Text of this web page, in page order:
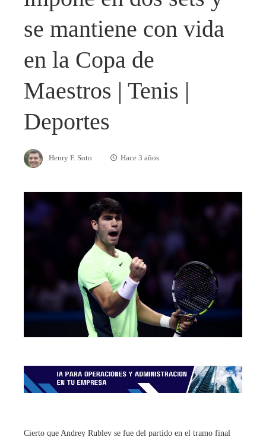
se mantiene con vida
en la Copa de
Maestros | Tenis |
Deportes
Henry F. Soto Hace 3 años
Cierto que Andrey Rublev se fue del partido en el tramo final